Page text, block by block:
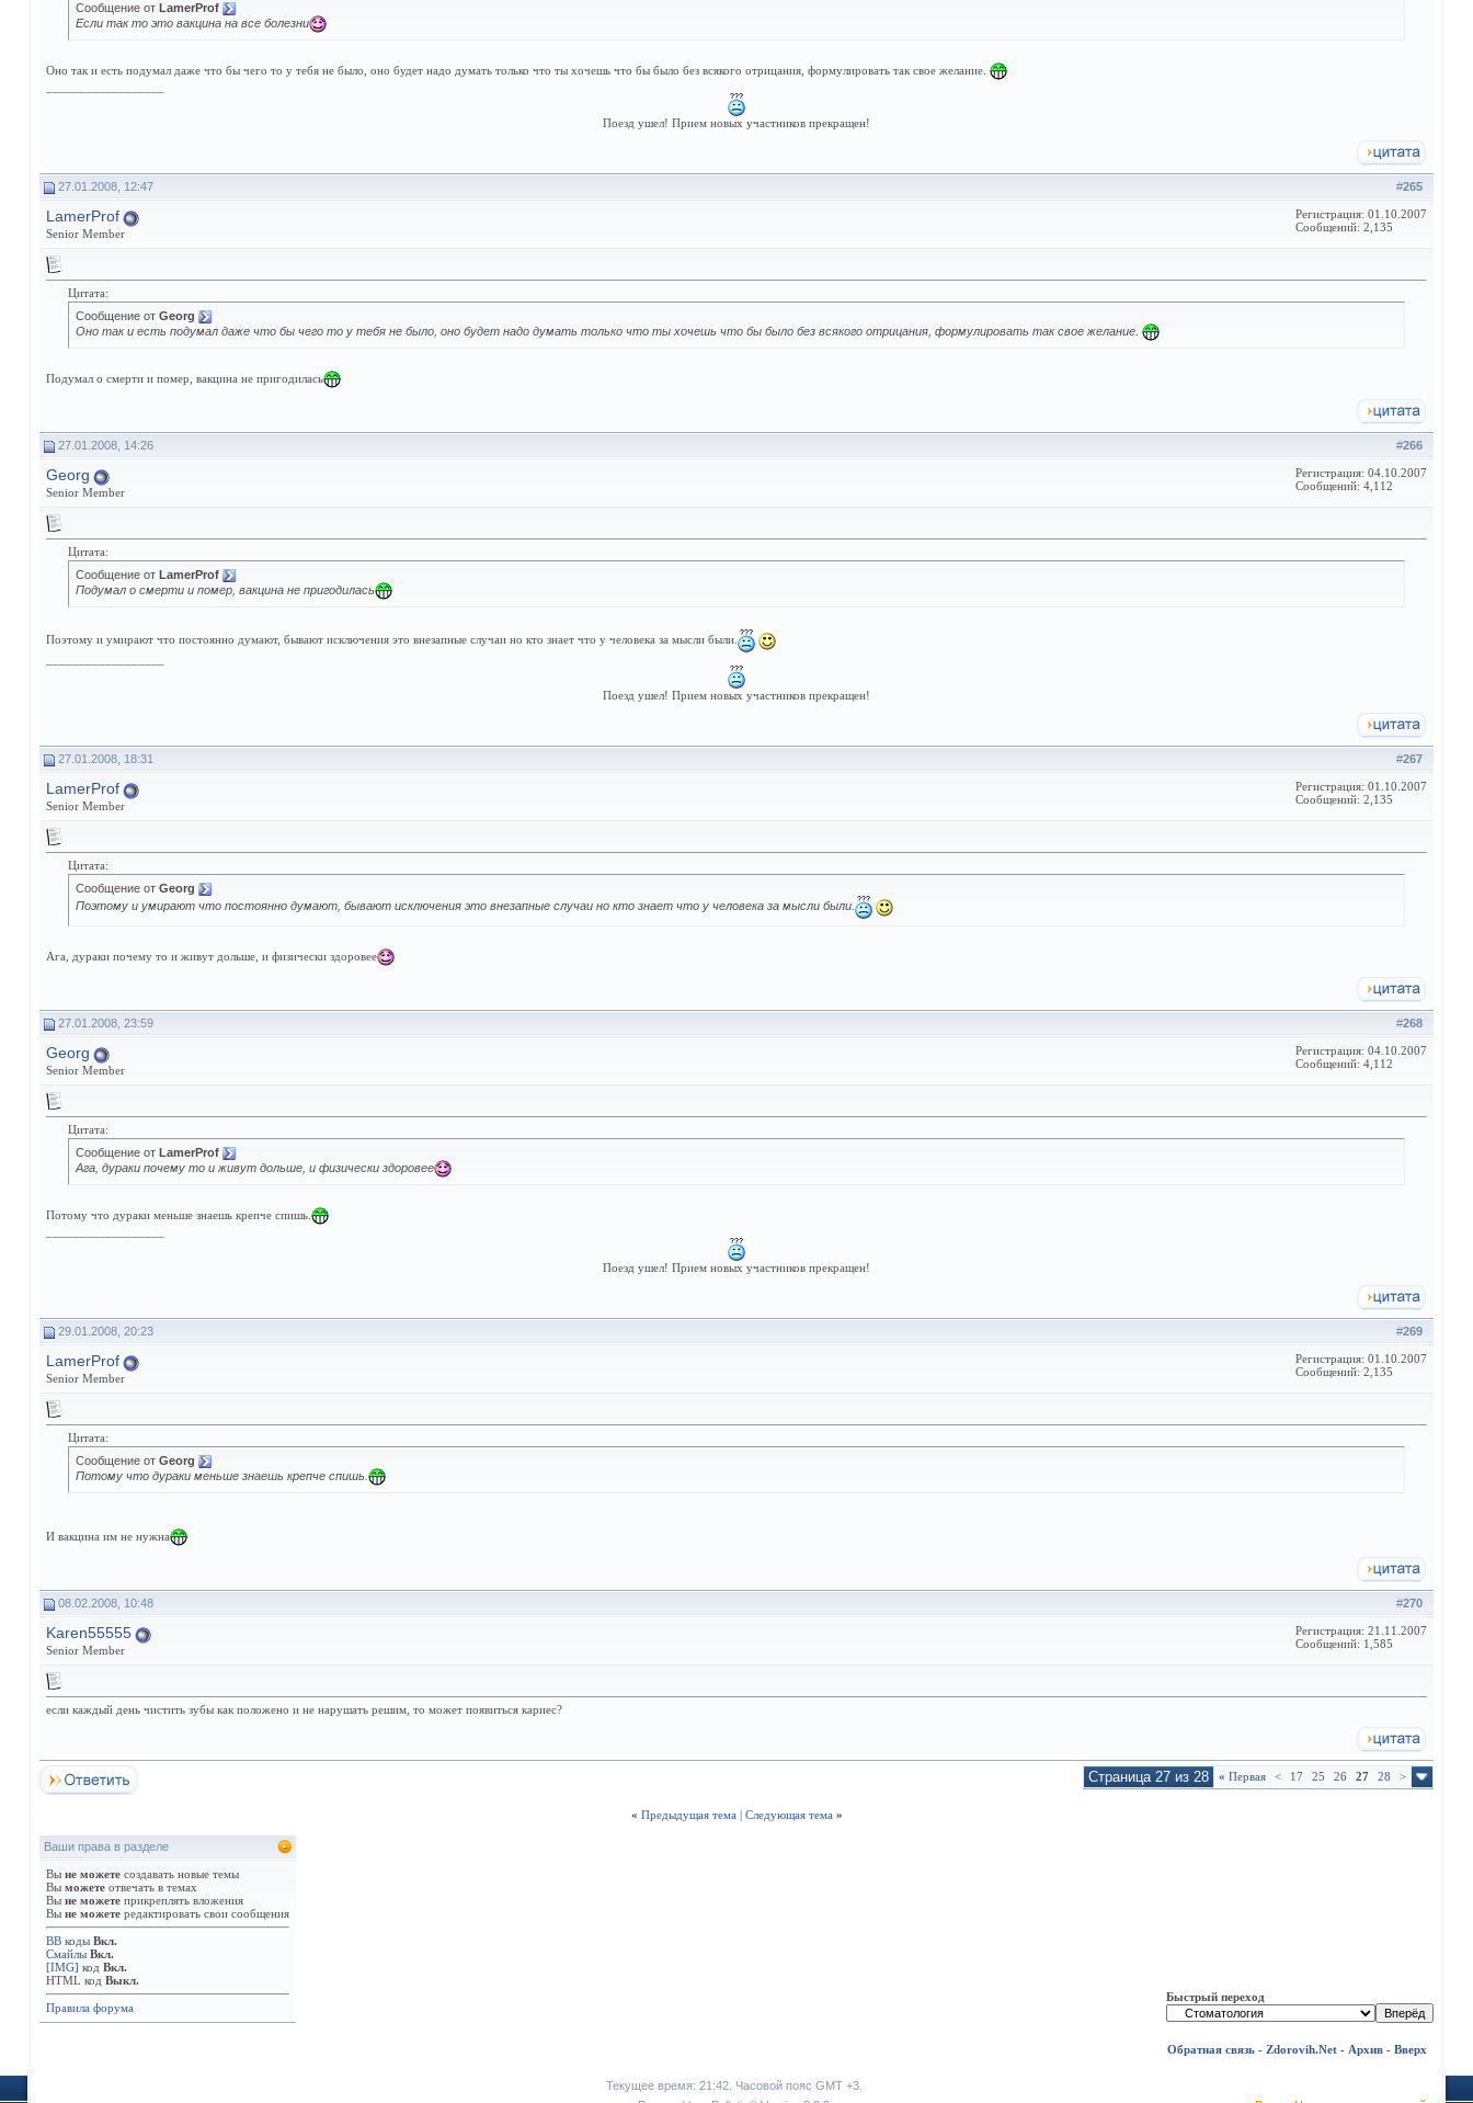
Сообщение от LamerProf
Если так то это вакцина на все болезни
Оно так и есть подумал даже что бы чего то у тебя не было, оно будет надо думать только что ты хочешь что бы было без всякого отрицания, формулировать так свое желание.
Поезд ушел! Прием новых участников прекращен!
#265
27.01.2008, 12:47
LamerProf
Senior Member
Регистрация: 01.10.2007
Сообщений: 2,135
Цитата:
Сообщение от Georg
Оно так и есть подумал даже что бы чего то у тебя не было, оно будет надо думать только что ты хочешь что бы было без всякого отрицания, формулировать так свое желание.
Подумал о смерти и помер, вакцина не пригодилась
#266
27.01.2008, 14:26
Georg
Senior Member
Регистрация: 04.10.2007
Сообщений: 4,112
Цитата:
Сообщение от LamerProf
Подумал о смерти и помер, вакцина не пригодилась
Поэтому и умирают что постоянно думают, бывают исключения это внезапные случаи но кто знает что у человека за мысли были.
Поезд ушел! Прием новых участников прекращен!
#267
27.01.2008, 18:31
LamerProf
Senior Member
Регистрация: 01.10.2007
Сообщений: 2,135
Цитата:
Сообщение от Georg
Поэтому и умирают что постоянно думают, бывают исключения это внезапные случаи но кто знает что у человека за мысли были.
Ага, дураки почему то и живут дольше, и физически здоровее
#268
27.01.2008, 23:59
Georg
Senior Member
Регистрация: 04.10.2007
Сообщений: 4,112
Цитата:
Сообщение от LamerProf
Ага, дураки почему то и живут дольше, и физически здоровее
Потому что дураки меньше знаешь крепче спишь.
Поезд ушел! Прием новых участников прекращен!
#269
29.01.2008, 20:23
LamerProf
Senior Member
Регистрация: 01.10.2007
Сообщений: 2,135
Цитата:
Сообщение от Georg
Потому что дураки меньше знаешь крепче спишь.
И вакцина им не нужна
#270
08.02.2008, 10:48
Karen55555
Senior Member
Регистрация: 21.11.2007
Сообщений: 1,585
если каждый день чистить зубы как положено и не нарушать решим, то может появиться кариес?
Страница 27 из 28 « Первая < 17 25 26 27 28 >
« Предыдущая тема | Следующая тема »
Ваши права в разделе
Вы не можете создавать новые темы
Вы можете отвечать в темах
Вы не можете прикреплять вложения
Вы не можете редактировать свои сообщения
BB коды Вкл.
Смайлы Вкл.
[IMG] код Вкл.
HTML код Выкл.
Правила форума
Быстрый переход
Обратная связь - Zdorovih.Net - Архив - Вверх
Текущее время: 21:42. Часовой пояс GMT +3.